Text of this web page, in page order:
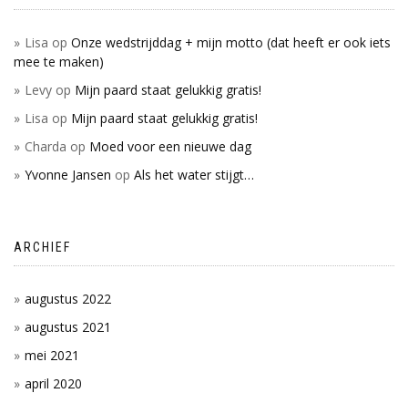
Lisa op Onze wedstrijddag + mijn motto (dat heeft er ook iets
mee te maken)
Levy op Mijn paard staat gelukkig gratis!
Lisa op Mijn paard staat gelukkig gratis!
Charda op Moed voor een nieuwe dag
Yvonne Jansen op Als het water stijgt…
ARCHIEF
augustus 2022
augustus 2021
mei 2021
april 2020